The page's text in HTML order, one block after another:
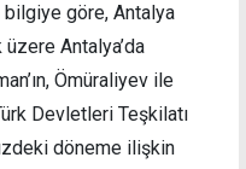
bilgiye göre, Antalya
Antalya’da
Ömüraliyev ile
Devletleri Teşkilatı
döneme ilişkin